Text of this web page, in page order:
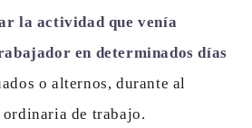
la actividad que venía
en determinados días
o alternos, durante al
de trabajo.